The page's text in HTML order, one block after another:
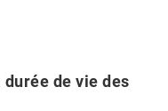
de vie des